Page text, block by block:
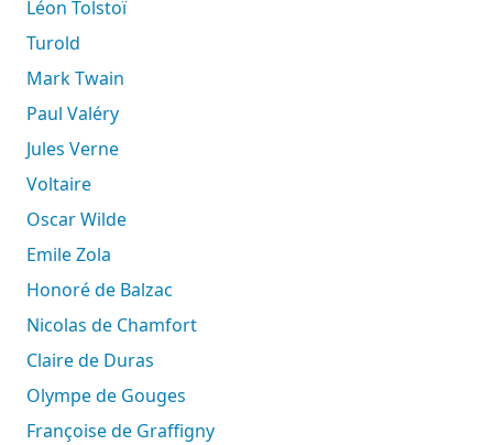
Léon Tolstoï
Turold
Mark Twain
Paul Valéry
Jules Verne
Voltaire
Oscar Wilde
Emile Zola
Honoré de Balzac
Nicolas de Chamfort
Claire de Duras
Olympe de Gouges
Françoise de Graffigny